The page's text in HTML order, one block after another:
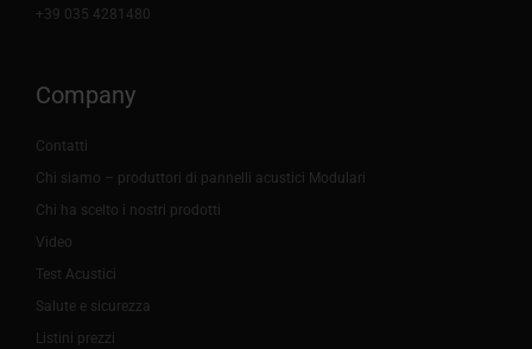
+39 035 4281480
Company
Contatti
Chi siamo – produttori di pannelli acustici Modulari
Chi ha scelto i nostri prodotti
Video
Test Acustici
Salute e sicurezza
Listini prezzi